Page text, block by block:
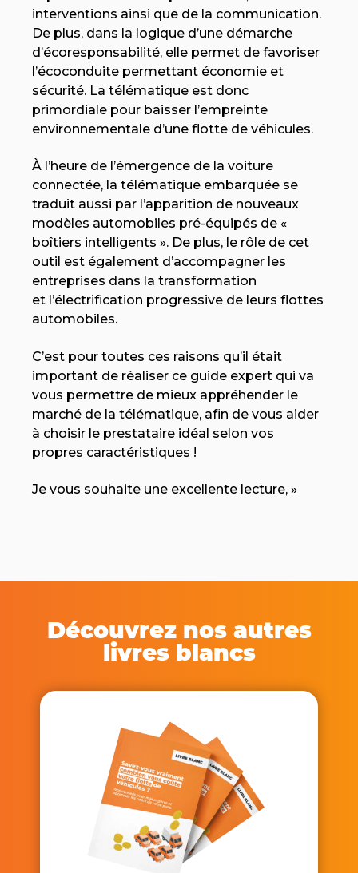
interventions ainsi que de la communication.
De plus, dans la logique d’une démarche
d’écoresponsabilité, elle permet de favoriser
l’écoconduite permettant économie et
sécurité. La télématique est donc
primordiale pour baisser l’empreinte
environnementale d’une flotte de véhicules.
À l’heure de l’émergence de la voiture
connectée, la télématique embarquée se
traduit aussi par l’apparition de nouveaux
modèles automobiles pré-équipés de «
boîtiers intelligents ». De plus, le rôle de cet
outil est également d’accompagner les
entreprises dans la transformation
et l’électrification progressive de leurs flottes
automobiles.
C’est pour toutes ces raisons qu’il était
important de réaliser ce guide expert qui va
vous permettre de mieux appréhender le
marché de la télématique, afin de vous aider
à choisir le prestataire idéal selon vos
propres caractéristiques !
Je vous souhaite une excellente lecture, »
Découvrez nos autres
livres blancs